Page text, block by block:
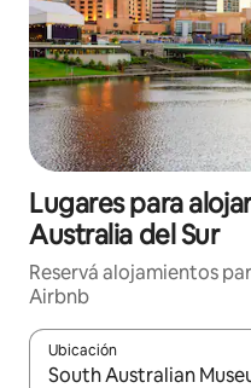
Lugares para
Australia del Sur
Reservá alojamientos
Airbnb
Ubicación
Cuando los resultados